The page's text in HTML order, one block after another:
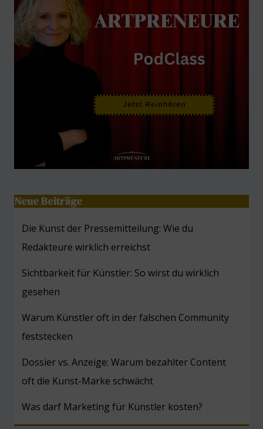
Neue Beiträge
Die Kunst der Pressemitteilung: Wie du
Redakteure wirklich erreichst
Sichtbarkeit für Künstler: So wirst du wirklich
gesehen
Warum Künstler oft in der falschen Community
feststecken
Dossier vs. Anzeige: Warum bezahlter Content
oft die Kunst-Marke schwächt
Was darf Marketing für Künstler kosten?